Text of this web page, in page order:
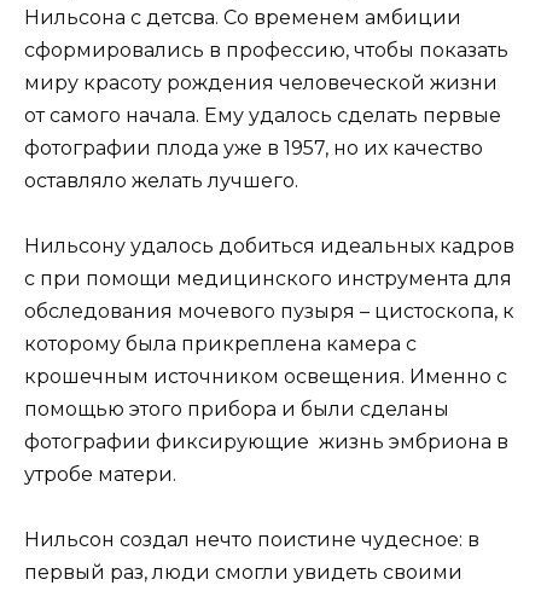
Нильсона с детсва. Со временем амбиции
сформировались в профессию, чтобы показать
миру красоту рождения человеческой жизни
от самого начала. Ему удалось сделать первые
фотографии плода уже в 1957, но их качество
оставляло желать лучшего.
Нильсону удалось добиться идеальных кадров
с при помощи медицинского инструмента для
обследования мочевого пузыря – цистоскопа, к
которому была прикреплена камера с
крошечным источником освещения. Именно с
помощью этого прибора и были сделаны
фотографии фиксирующие жизнь эмбриона в
утробе матери.
Нильсон создал нечто поистине чудесное: в
первый раз, люди смогли увидеть своими